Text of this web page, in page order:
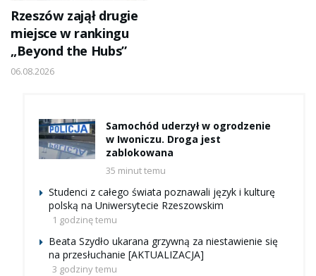
Rzeszów zajął drugie
miejsce w rankingu
„Beyond the Hubs”
06.08.2026
Samochód uderzył w ogrodzenie
w Iwoniczu. Droga jest
zablokowana
35 minut temu
Studenci z całego świata poznawali język i kulturę
polską na Uniwersytecie Rzeszowskim
1 godzinę temu
Beata Szydło ukarana grzywną za niestawienie się
na przesłuchanie [AKTUALIZACJA]
3 godziny temu